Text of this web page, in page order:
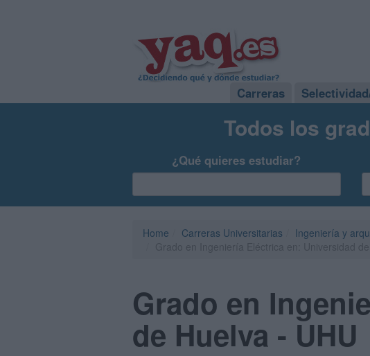
Carreras
Todos los
¿Qué quieres estudiar?
Home Carreras Universitarias Ingeniería y
Grado en
de Huelva - UHU